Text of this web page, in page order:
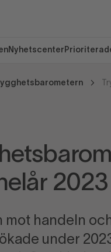
Nyhetscenter
2023
mot handeln
under